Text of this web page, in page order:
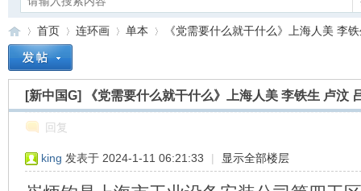
»
首页
›
连环画
›
单本
›
《党需要什么就干什么》上海人美 李
[新中国G] 《党需要什么就干什么》上海人美 李铁生 卢汶
回复
king 发表于 2024-1-11 06:21:33 | 显示全部楼层